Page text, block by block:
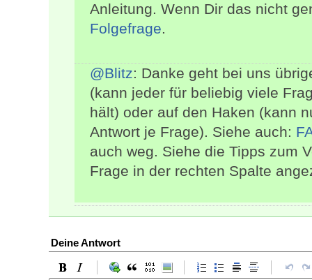
Anleitung. Wenn Dir das nicht
Folgefrage.
@Blitz: Danke geht bei uns
(kann jeder für beliebig viele
hält) oder auf den Haken (kann
Antwort je Frage). Siehe auch:
auch weg. Siehe die Tipps zum
Frage in der rechten Spalte
Deine Antwort